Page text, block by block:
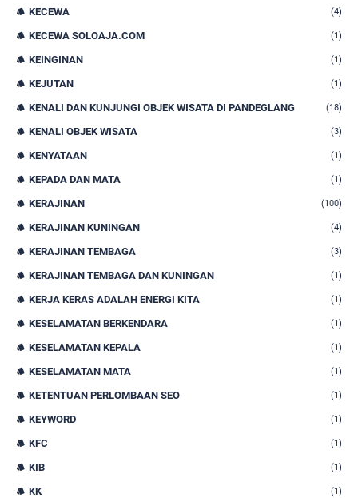
KECEWA (4)
KECEWA SOLOAJA.COM (1)
KEINGINAN (1)
KEJUTAN (1)
KENALI DAN KUNJUNGI OBJEK WISATA DI PANDEGLANG (18)
KENALI OBJEK WISATA (3)
KENYATAAN (1)
KEPADA DAN MATA (1)
KERAJINAN (100)
KERAJINAN KUNINGAN (4)
KERAJINAN TEMBAGA (3)
KERAJINAN TEMBAGA DAN KUNINGAN (1)
KERJA KERAS ADALAH ENERGI KITA (1)
KESELAMATAN BERKENDARA (1)
KESELAMATAN KEPALA (1)
KESELAMATAN MATA (1)
KETENTUAN PERLOMBAAN SEO (1)
KEYWORD (1)
KFC (1)
KIB (1)
KK (1)